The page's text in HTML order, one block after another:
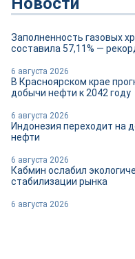
Заполненность газовых
составила 57,11% —
6 августа 2026
В Красноярском крае
добычи нефти к 2042 году
6 августа 2026
Индонезия переходит на
нефти
6 августа 2026
Кабмин ослабил
стабилизации рынка
6 августа 2026